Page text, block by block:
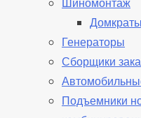
Генераторы
Сборщики
Подъемники